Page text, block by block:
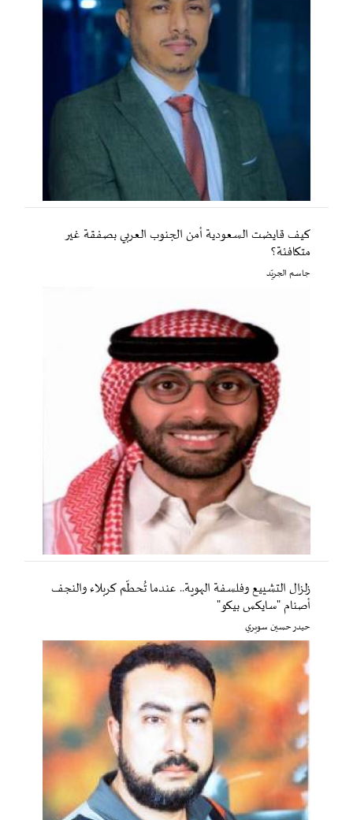
كيف قايضت السعودية أمن الجنوب العربي بصفقة غير
متكافئة؟
جاسم الجريّد
زلزال التشييع وفلسفة الهوية.. عندما تُحطّم كربلاء والنجف
أصنام "سايكس بيكو"
حيدر حسين سويري